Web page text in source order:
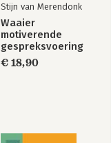
Stijn van Merendonk
Waaier
motiverende
gespreksvoering
€ 18,90